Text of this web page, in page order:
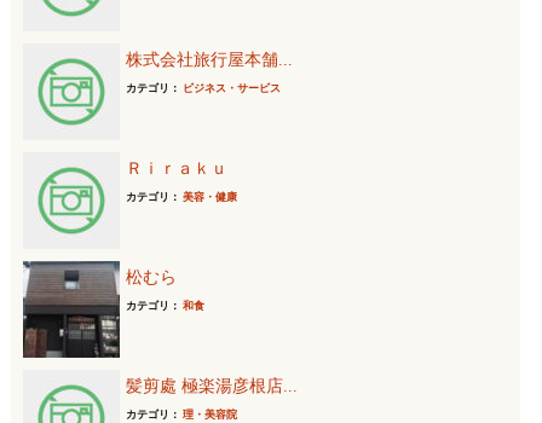
株式会社旅行屋本舗...
カテゴリ： ビジネス・サービス
Ｒｉｒａｋｕ
カテゴリ： 美容・健康
松むら
カテゴリ： 和食
髪剪處 極楽湯彦根店...
カテゴリ： 理・美容院